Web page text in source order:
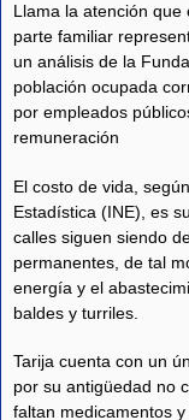
Llama la atención
parte familiar
un análisis de la
población ocupada
por empleados
remuneración
El costo de vida,
Estadística (INE), es
calles siguen siendo
permanentes, de tal
energía y el
baldes y turriles.
Tarija cuenta con un
por su antigüedad no
faltan medicamentos